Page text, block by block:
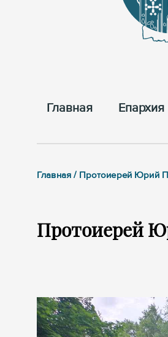
Главная Епархия
Главная / Протоиерей Юрий
Протоиерей